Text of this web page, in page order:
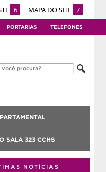
6 MAPA DO SITE 7
PORTARIAS TELEFONES
SALA 323 CCHS
NOTÍCIAS